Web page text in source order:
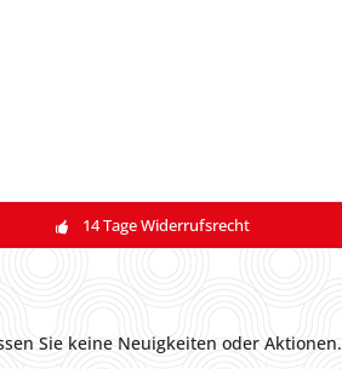
14 Tage Widerrufsrecht
Sie keine Neuigkeiten oder Aktionen.